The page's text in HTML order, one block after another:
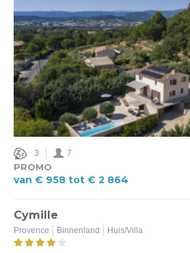
Airco
Ja (14)
Nee (6)
Omheinde tuin
Ja (7)
Beveiligd zwembad
Nee (3)
3 7
PROMO
van € 958 tot € 2 864
Cymille
Provence Binnenland Huis/Villa